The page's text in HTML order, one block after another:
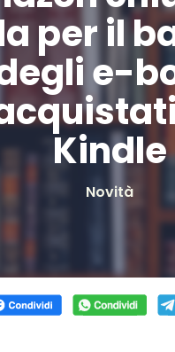
per il
e-
Kindle
Novità